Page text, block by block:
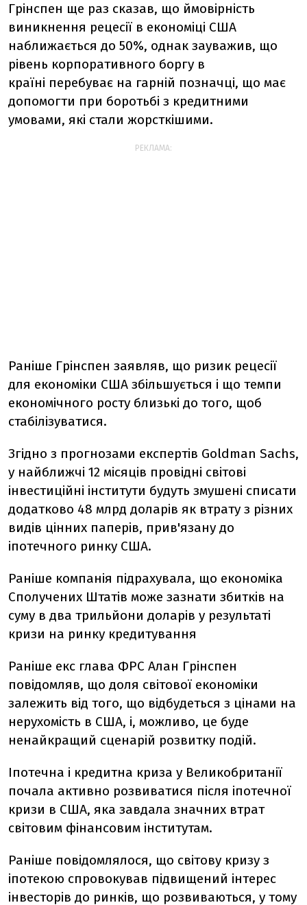
Грінспен ще раз сказав, що ймовірність
виникнення рецесії в економіці США
наближається до 50%, однак зауважив, що
рівень корпоративного боргу в
країні перебуває на гарній позначці, що має
допомогти при боротьбі з кредитними
умовами, які стали жорсткішими.
РЕКЛАМА:
Раніше Грінспен заявляв, що ризик рецесії
для економіки США збільшується і що темпи
економічного росту близькі до того, щоб
стабілізуватися.
Згідно з прогнозами експертів Goldman Sachs,
у найближчі 12 місяців провідні світові
інвестиційні інститути будуть змушені списати
додатково 48 млрд доларів як втрату з різних
видів цінних паперів, прив'язану до
іпотечного ринку США.
Раніше компанія підрахувала, що економіка
Сполучених Штатів може зазнати збитків на
суму в два трильйони доларів у результаті
кризи на ринку кредитування
Раніше екс глава ФРС Алан Грінспен
повідомляв, що доля світової економіки
залежить від того, що відбудеться з цінами на
нерухомість в США, і, можливо, це буде
ненайкращий сценарій розвитку подій.
Іпотечна і кредитна криза у Великобританії
почала активно розвиватися після іпотечної
кризи в США, яка завдала значних втрат
світовим фінансовим інститутам.
Раніше повідомлялося, що світову кризу з
іпотекою спровокував підвищений інтерес
інвесторів до ринків, що розвиваються, у тому